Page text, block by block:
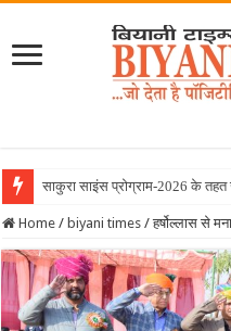
साकुरा साइंस प्रोग्राम-2026 के तहत
Home / biyani times / हर्षोल्लास से